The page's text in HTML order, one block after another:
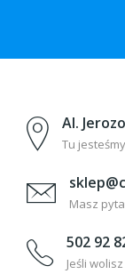
Al.
Tu jesteśmy
Masz
502 92
Jeśli